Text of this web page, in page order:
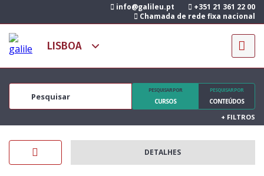
info@galileu.pt
+351 21 361 22 00
Chamada de rede fixa nacional
PESQUISAR POR
CURSOS
PESQUISAR POR
CONTEÚDOS
+ FILTROS
DETALHES